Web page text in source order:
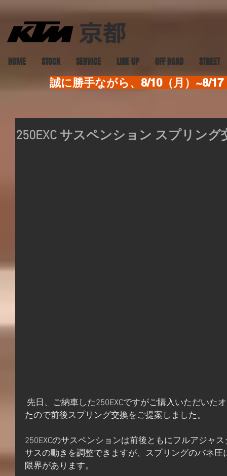
HOME STOCK SERVICE LINE UP OFF ROAD STREET
誠に勝手ながら、8/10（月）~8/
250EXC サスペンション スプリング
たので前後スプリング交換をご提案しました。
250EXCのサスペンションは前後ともにフルアジャ
サスの動きを調整できますが、スプリングのバネ
限界があります。